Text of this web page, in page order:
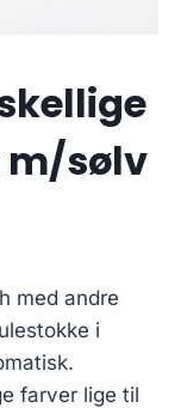
m/sølv
med andre
i
farver lige til